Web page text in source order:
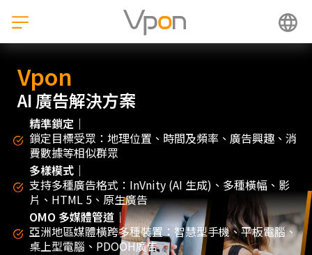
Vpon
AI 廣告解決方案
精準鎖定｜
鎖定目標受眾：地理位置、時間及頻率、廣告興趣、消
費數據等相似群眾
多樣模式｜
支持多種廣告格式：InVnity (AI 生成)、多種橫幅、影
片、HTML 5、原生廣告
OMO 多媒體管道｜
亞洲地區媒體橫跨多種裝置：智慧型手機、平板電腦、
桌上型電腦、PDOOH廣告